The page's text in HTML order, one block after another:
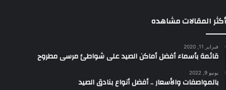
أكثر المقالات مشاهده
فبراير 11, 2020
قائمة بأسماء أفضل أماكن الصيد على شواطئ مرسى مطروح
يونيو 9, 2022
بالمواصفات والأسعار .. أفضل أنواع بنادق الصيد